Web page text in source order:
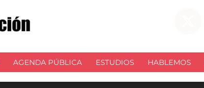
AGENDA PÚBLICA ESTUDIOS HABLEMOS